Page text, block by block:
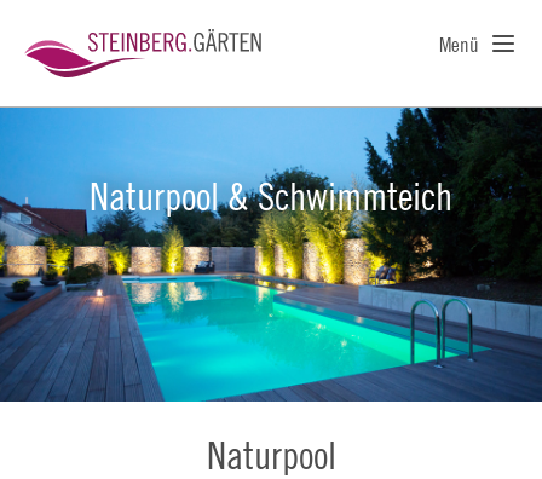
Menü
Naturpool & Schwimmteich
Naturpool